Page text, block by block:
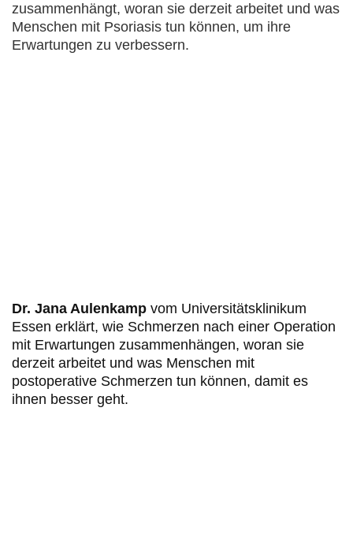
zusammenhängt, woran sie derzeit arbeitet und was
Menschen mit Psoriasis tun können, um ihre
Erwartungen zu verbessern.
Dr. Jana Aulenkamp vom Universitätsklinikum
Essen erklärt, wie Schmerzen nach einer Operation
mit Erwartungen zusammenhängen, woran sie
derzeit arbeitet und was Menschen mit
postoperative Schmerzen tun können, damit es
ihnen besser geht.